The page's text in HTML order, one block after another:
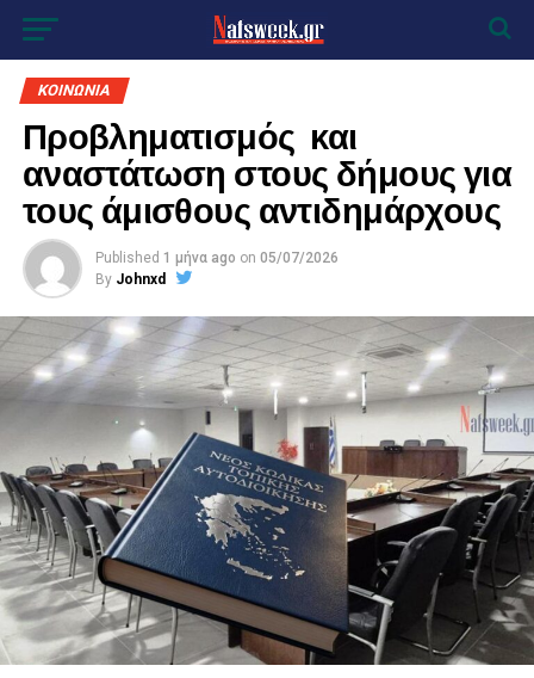
ΚΟΙΝΩΝΙΑ
Προβληματισμός και
αναστάτωση στους δήμους για
τους άμισθους αντιδημάρχους
Published 1 μήνα ago on 05/07/2026
By Johnxd